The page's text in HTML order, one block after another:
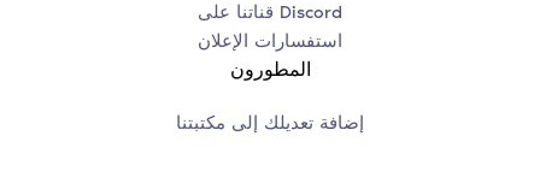
قناتنا على Discord
استفسارات الإعلان
المطورون
إضافة تعديلك إلى مكتبتنا